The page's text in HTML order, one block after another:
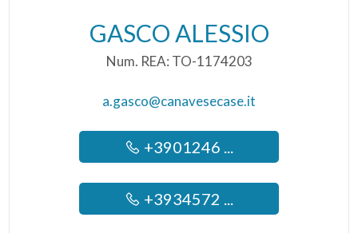
GASCO ALESSIO
Num. REA: TO-1174203
a.gasco@canavesecase.it
+3901246 ...
+3934572 ...